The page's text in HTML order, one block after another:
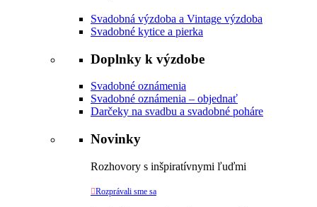
Svadobná výzdoba a Vintage výzdoba
Svadobné kytice a pierka
Doplnky k výzdobe
Svadobné oznámenia
Svadobné oznámenia – objednať
Darčeky na svadbu a svadobné poháre
Novinky
Rozhovory s inšpiratívnymi ľuďmi
Rozprávali sme sa